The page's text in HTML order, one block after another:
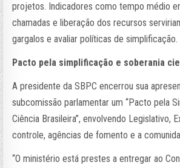
projetos. Indicadores como tempo médio
chamadas e liberação dos recursos
gargalos e avaliar políticas de simplificação.
Pacto pela simplificação e soberania
A presidente da SBPC encerrou sua
subcomissão parlamentar um “Pacto pela
Ciência Brasileira”, envolvendo Legislativo,
controle, agências de fomento e a
“O ministério está prestes a entregar ao